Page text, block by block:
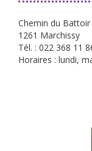
Chemin du Battoir
1261 Marchissy
Tél. : 022 368 11
Horaires : lundi,